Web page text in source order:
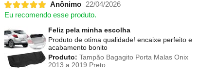
Anônimo 22/04/2026
Eu recomendo esse produto.
Feliz pela minha escolha
Produto de otima qualidade! encaixe perfeito e
acabamento bonito
Produto: Tampão Bagagito Porta Malas Onix
2013 a 2019 Preto